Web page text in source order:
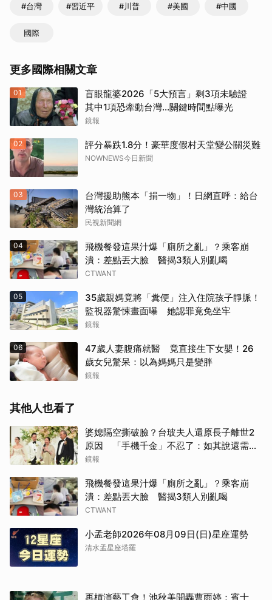
#台灣 #習近平 #川普 #美國 #中國
國際
更多國際相關文章
01
盲眼龍婆2026「5大預言」剩3項未驗證
其中1項恐牽動台灣...關鍵時間點曝光
鏡報
02 評分暴跌1.8分！豪華度假村天堂變公關災難
NOWNEWS今日新聞
03
台灣援助熊本「捐一物」！日網直呼：給台
灣統治算了
民視新聞網
04
飛機餐發這果汁爆「廁所之亂」？乘客崩
潰：差點丟大臉 醫揭3類人別亂喝
CTWANT
05
35歲親媽竟將「糞便」注入住院孩子靜脈！
監視器驚悚畫面曝 她認罪竟免坐牢
鏡報
06
47歲人妻腹痛就醫 竟直接生下女嬰！26
歲女兒驚呆：以為媽媽只是變胖
鏡報
其他人也看了
婆媳隔空撕破臉？台玻夫人還原長子離世2
原因 「手機千金」不忍了：如其說還需要
離開嗎？
鏡報
飛機餐發這果汁爆「廁所之亂」？乘客崩
潰：差點丟大臉 醫揭3類人別亂喝
CTWANT
小孟老師2026年08月09日(日)星座運勢
清水孟星座塔羅
再槓演藝工會！池秋美開轟曹雨婷：賓士